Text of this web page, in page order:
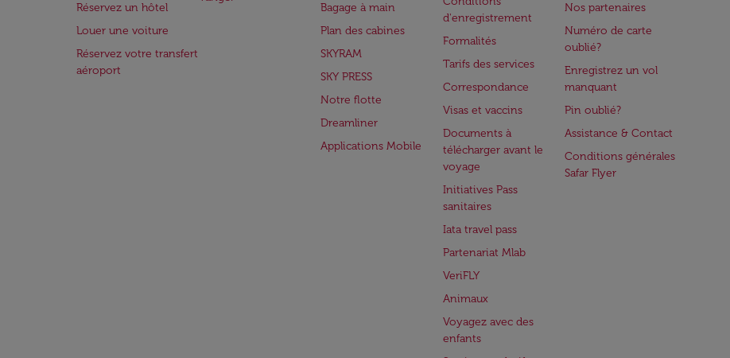
Réservez un hôtel
Louer une voiture
Réservez votre transfert
aéroport
Bagage à main
Plan des cabines
SKYRAM
SKY PRESS
Notre flotte
Dreamliner
Applications Mobile
d'enregistrement
Formalités
Tarifs des services
Correspondance
Visas et vaccins
Documents à
télécharger avant le
voyage
Initiatives Pass
sanitaires
Iata travel pass
Partenariat Mlab
VeriFLY
Animaux
Voyagez avec des
enfants
Nos partenaires
Numéro de carte
oublié?
Enregistrez un vol
manquant
Pin oublié?
Assistance & Contact
Conditions générales
Safar Flyer